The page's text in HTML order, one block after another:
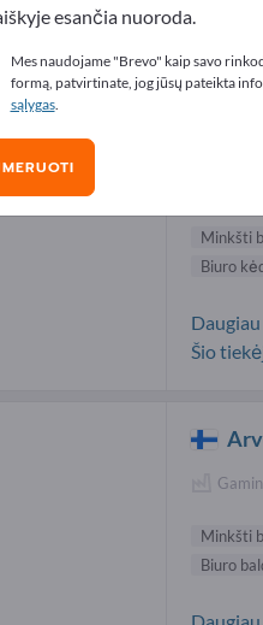
įranga tiekėjai
Minkšti
Biuro
Šio
Minkšti
Biuro
esančia nuoroda.
Mes naudojame "Brevo" kaip savo
formą, patvirtinate, jog jūsų pateikta
sąlygas.